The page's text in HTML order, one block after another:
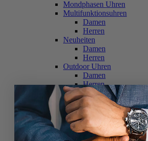
Mondphasen Uhren
Multifunktionsuhren
Damen
Herren
Neuheiten
Damen
Herren
Outdoor Uhren
Damen
Herren
Schweizer Uhren
Damen
Herren
Skelettuhren
Damen
Herren